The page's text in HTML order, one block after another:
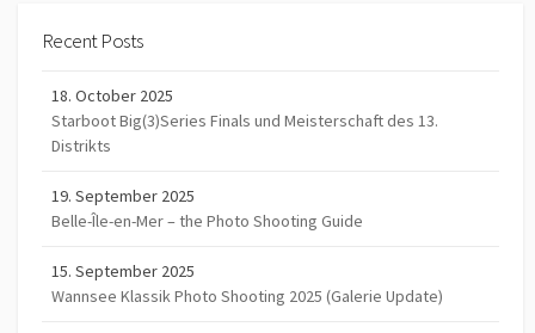
Recent Posts
18. October 2025
Starboot Big(3)Series Finals und Meisterschaft des 13.
Distrikts
19. September 2025
Belle-Île-en-Mer – the Photo Shooting Guide
15. September 2025
Wannsee Klassik Photo Shooting 2025 (Galerie Update)